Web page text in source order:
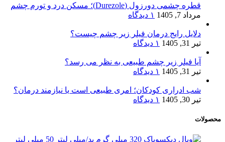
قطره چشمی دورزول (Durezole)؛ مسکن درد و تورم چشم
مرداد 7, 1405
۱ دیدگاه
دلایل رایج درمان فیلر زیر چشم چیست؟
تیر 31, 1405
۱ دیدگاه
آیا فیلر زیر چشم طبیعی به نظر می رسد؟
تیر 31, 1405
۱ دیدگاه
شب ادراری کودکان؛ امری طبیعی است یا نیازمند درمان؟
تیر 30, 1405
۱ دیدگاه
محصولات